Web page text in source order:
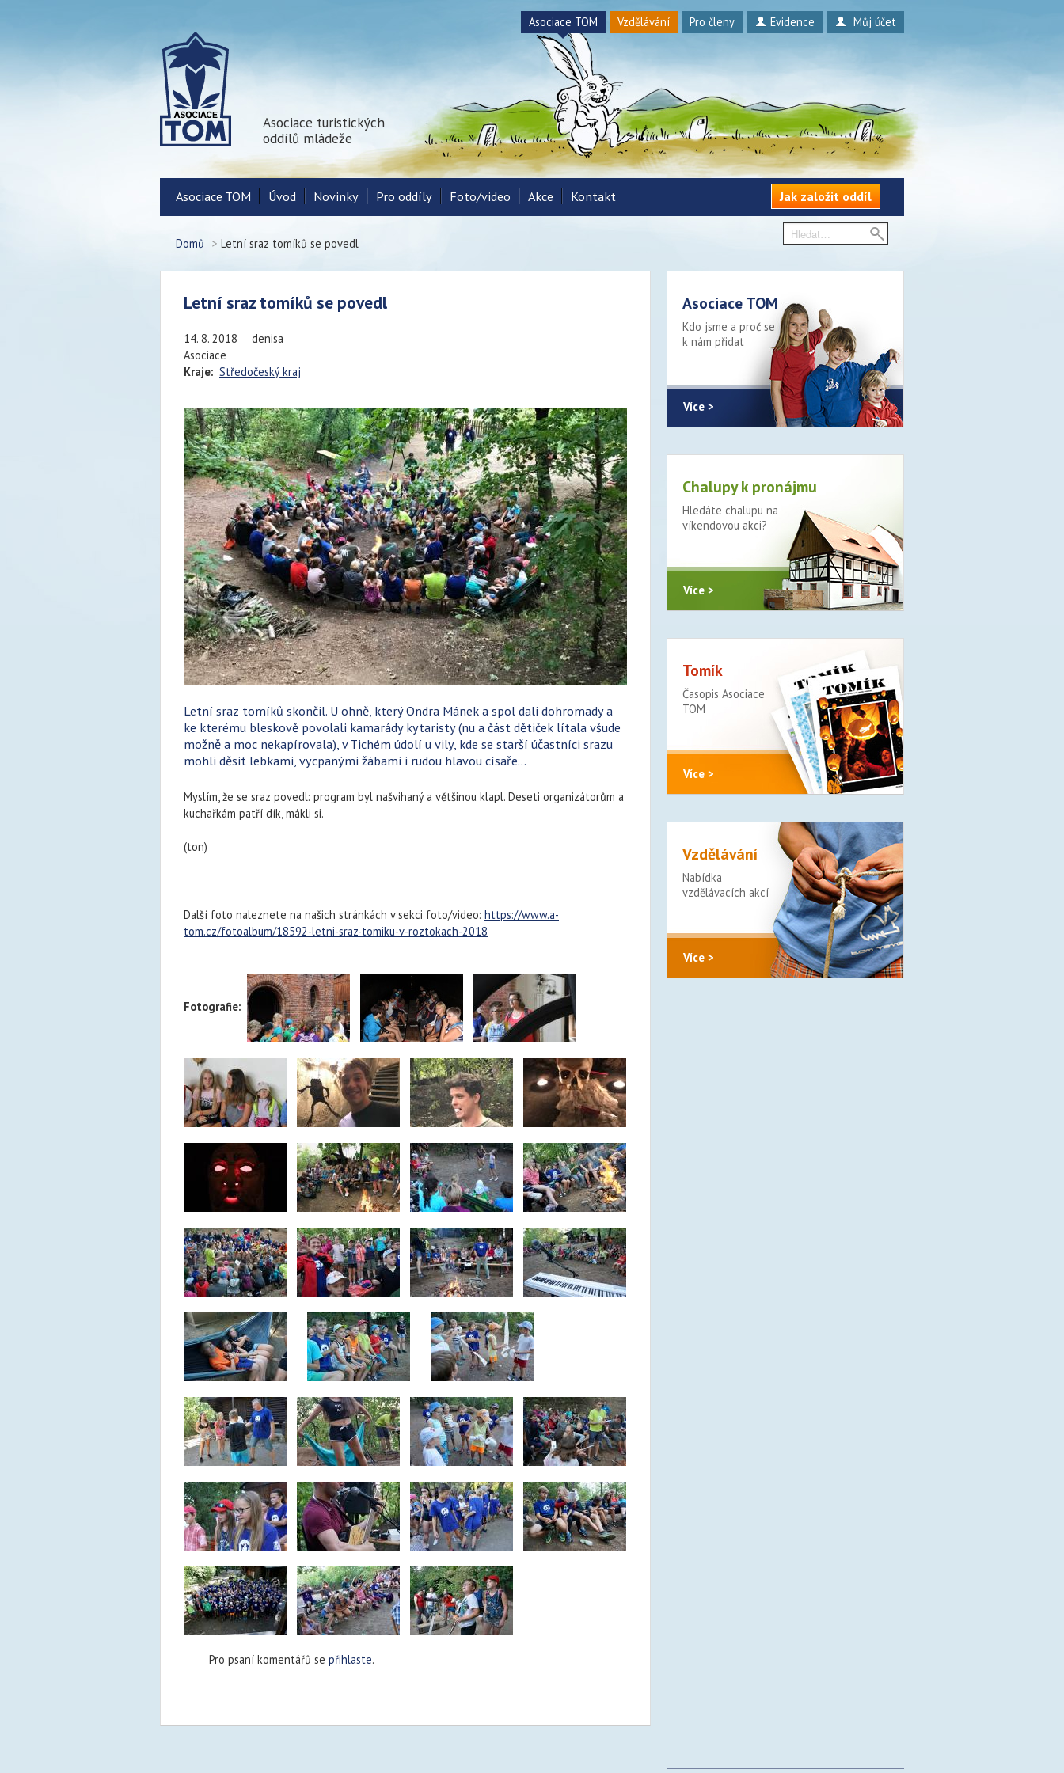
Asociace TOM Vzdělávání Pro členy Evidence Můj účet
Asociace turistických
oddílů mládeže
Asociace TOM Úvod Novinky Pro oddíly Foto/video Akce Kontakt Jak založit oddíl
Domů > Letní sraz tomíků se povedl
Letní sraz tomíků se povedl
14. 8. 2018
denisa
Asociace
Kraje: Středočeský kraj
Letní sraz tomíků skončil. U ohně, který Ondra Mánek a spol dali dohromady a
ke kterému bleskově povolali kamarády kytaristy (nu a část dětiček lítala všude
možně a moc nekapírovala), v Tichém údolí u vily, kde se starší účastníci srazu
mohli děsit lebkami, vycpanými žábami i rudou hlavou císaře...
Myslím, že se sraz povedl: program byl našvihaný a většinou klapl. Deseti organizátorům a
kuchařkám patří dík, mákli si.
(ton)
Další foto naleznete na našich stránkách v sekci foto/video: https://www.a-
tom.cz/fotoalbum/18592-letni-sraz-tomiku-v-roztokach-2018
Fotografie:
Pro psaní komentářů sepřihlaste.
Asociace TOM
Kdo jsme a proč se
k nám přidat
Více >
Chalupy k pronájmu
Hledáte chalupu na
víkendovou akci?
Více >
Tomík
Časopis Asociace
TOM
Více >
Vzdělávání
Nabídka
vzdělávacích akcí
Více >